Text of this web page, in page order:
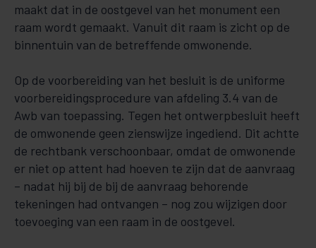
maakt dat in de oostgevel van het monument een
raam wordt gemaakt. Vanuit dit raam is zicht op de
binnentuin van de betreffende omwonende.
Op de voorbereiding van het besluit is de uniforme
voorbereidingsprocedure van afdeling 3.4 van de
Awb van toepassing. Tegen het ontwerpbesluit heeft
de omwonende geen zienswijze ingediend. Dit achtte
de rechtbank verschoonbaar, omdat de omwonende
er niet op attent had hoeven te zijn dat de aanvraag
– nadat hij bij de bij de aanvraag behorende
tekeningen had ontvangen – nog zou wijzigen door
toevoeging van een raam in de oostgevel.